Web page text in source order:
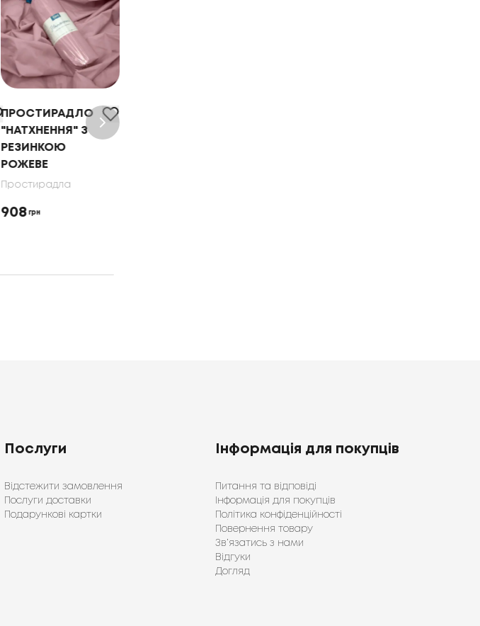
ПРОСТИРАДЛО
"НАТХНЕННЯ" З
РЕЗИНКОЮ
РОЖЕВЕ
Простирадла
908 грн
Послуги
Відстежити замовлення
Послуги доставки
Подарункові картки
Інформація для покупців
Питання та відповіді
Інформація для покупців
Політика конфіденційності
Повернення товару
Зв’язатись з нами
Відгуки
Догляд